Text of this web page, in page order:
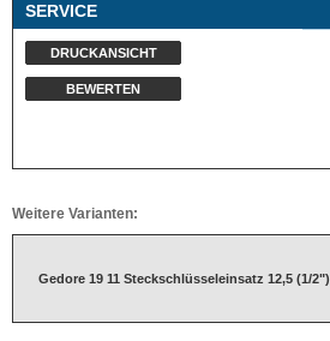
SERVICE
DRUCKANSICHT
BEWERTEN
Weitere Varianten:
Gedore 19 11 Steckschlüsseleinsatz 12,5 (1/2")